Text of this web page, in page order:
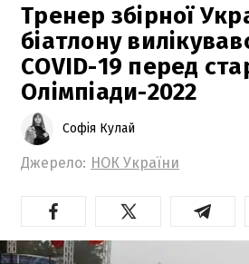
Тренер збірної
біатлону
COVID-19 перед
Олімпіади-2022
Софія Кулай
Джерело: НОК України